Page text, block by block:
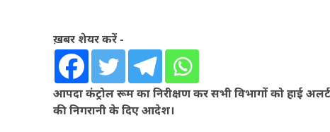
ख़बर शेयर करें -
आपदा कंट्रोल रूम का निरीक्षण कर सभी विभागों को हाई
की निगरानी के दिए आदेश।